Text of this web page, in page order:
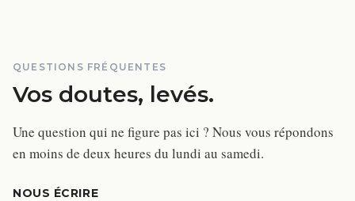
QUESTIONS FRÉQUENTES
Vos doutes, levés.
Une question qui ne figure pas ici ? Nous vous répondons
en moins de deux heures du lundi au samedi.
NOUS ÉCRIRE